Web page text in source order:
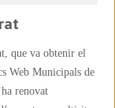
que va obtenir el
Web Municipals de
renovat